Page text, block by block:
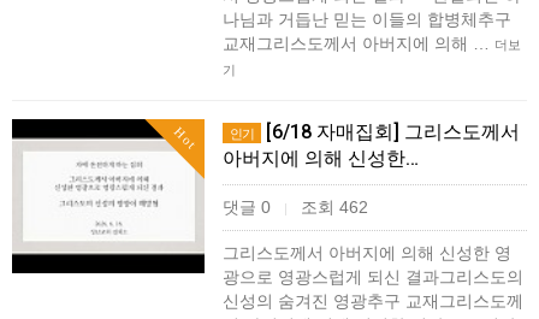
나님과 거듭난 믿는 이들의 합병체추구
교재그리스도께서 아버지에 의해 …
더보
기
Hot 인기
[6/18 자매집회] 그리스도께서
아버지에 의해 신성한…
댓글 0 | 조회 462
그리스도께서 아버지에 의해 신성한 영
광으로 영광스럽게 되신 결과그리스도의
신성의 숨겨진 영광추구 교재그리스도께